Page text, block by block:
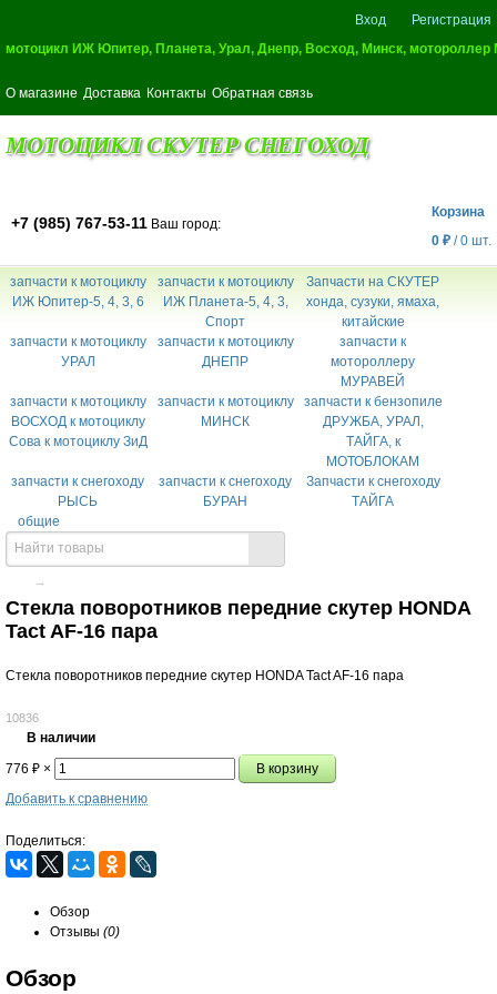
Вход
Регистрация
мотоцикл ИЖ Юпитер, Планета, Урал, Днепр, Восход, Минск,
О магазине Доставка Контакты Обратная связь
МОТОЦИКЛ СКУТЕР СНЕГОХОД
+7 (985) 767-53-11 Ваш город:
Корзина
0 ₽ /0 шт.
запчасти к мотоциклу
ИЖ Юпитер-5, 4, 3, 6
запчасти к мотоциклу
ИЖ Планета-5, 4, 3,
Спорт
Запчасти на СКУТЕР
хонда, сузуки, ямаха,
китайские
запчасти к мотоциклу
УРАЛ
запчасти к мотоциклу
ДНЕПР
запчасти к
мотороллеру
МУРАВЕЙ
запчасти к мотоциклу
ВОСХОД к мотоциклу
Сова к мотоциклу ЗиД
запчасти к мотоциклу
МИНСК
запчасти к бензопиле
ДРУЖБА, УРАЛ,
ТАЙГА, к
МОТОБЛОКАМ
запчасти к снегоходу
РЫСЬ
запчасти к снегоходу
БУРАН
Запчасти к снегоходу
ТАЙГА
общие
→
Стекла поворотников передние скутер HONDA
Tact AF-16 пара
Стекла поворотников передние скутер HONDA Tact AF-16 пара
10836
В наличии
776 ₽ ×
Добавить к сравнению
Поделиться:
Обзор
Отзывы (0)
Обзор